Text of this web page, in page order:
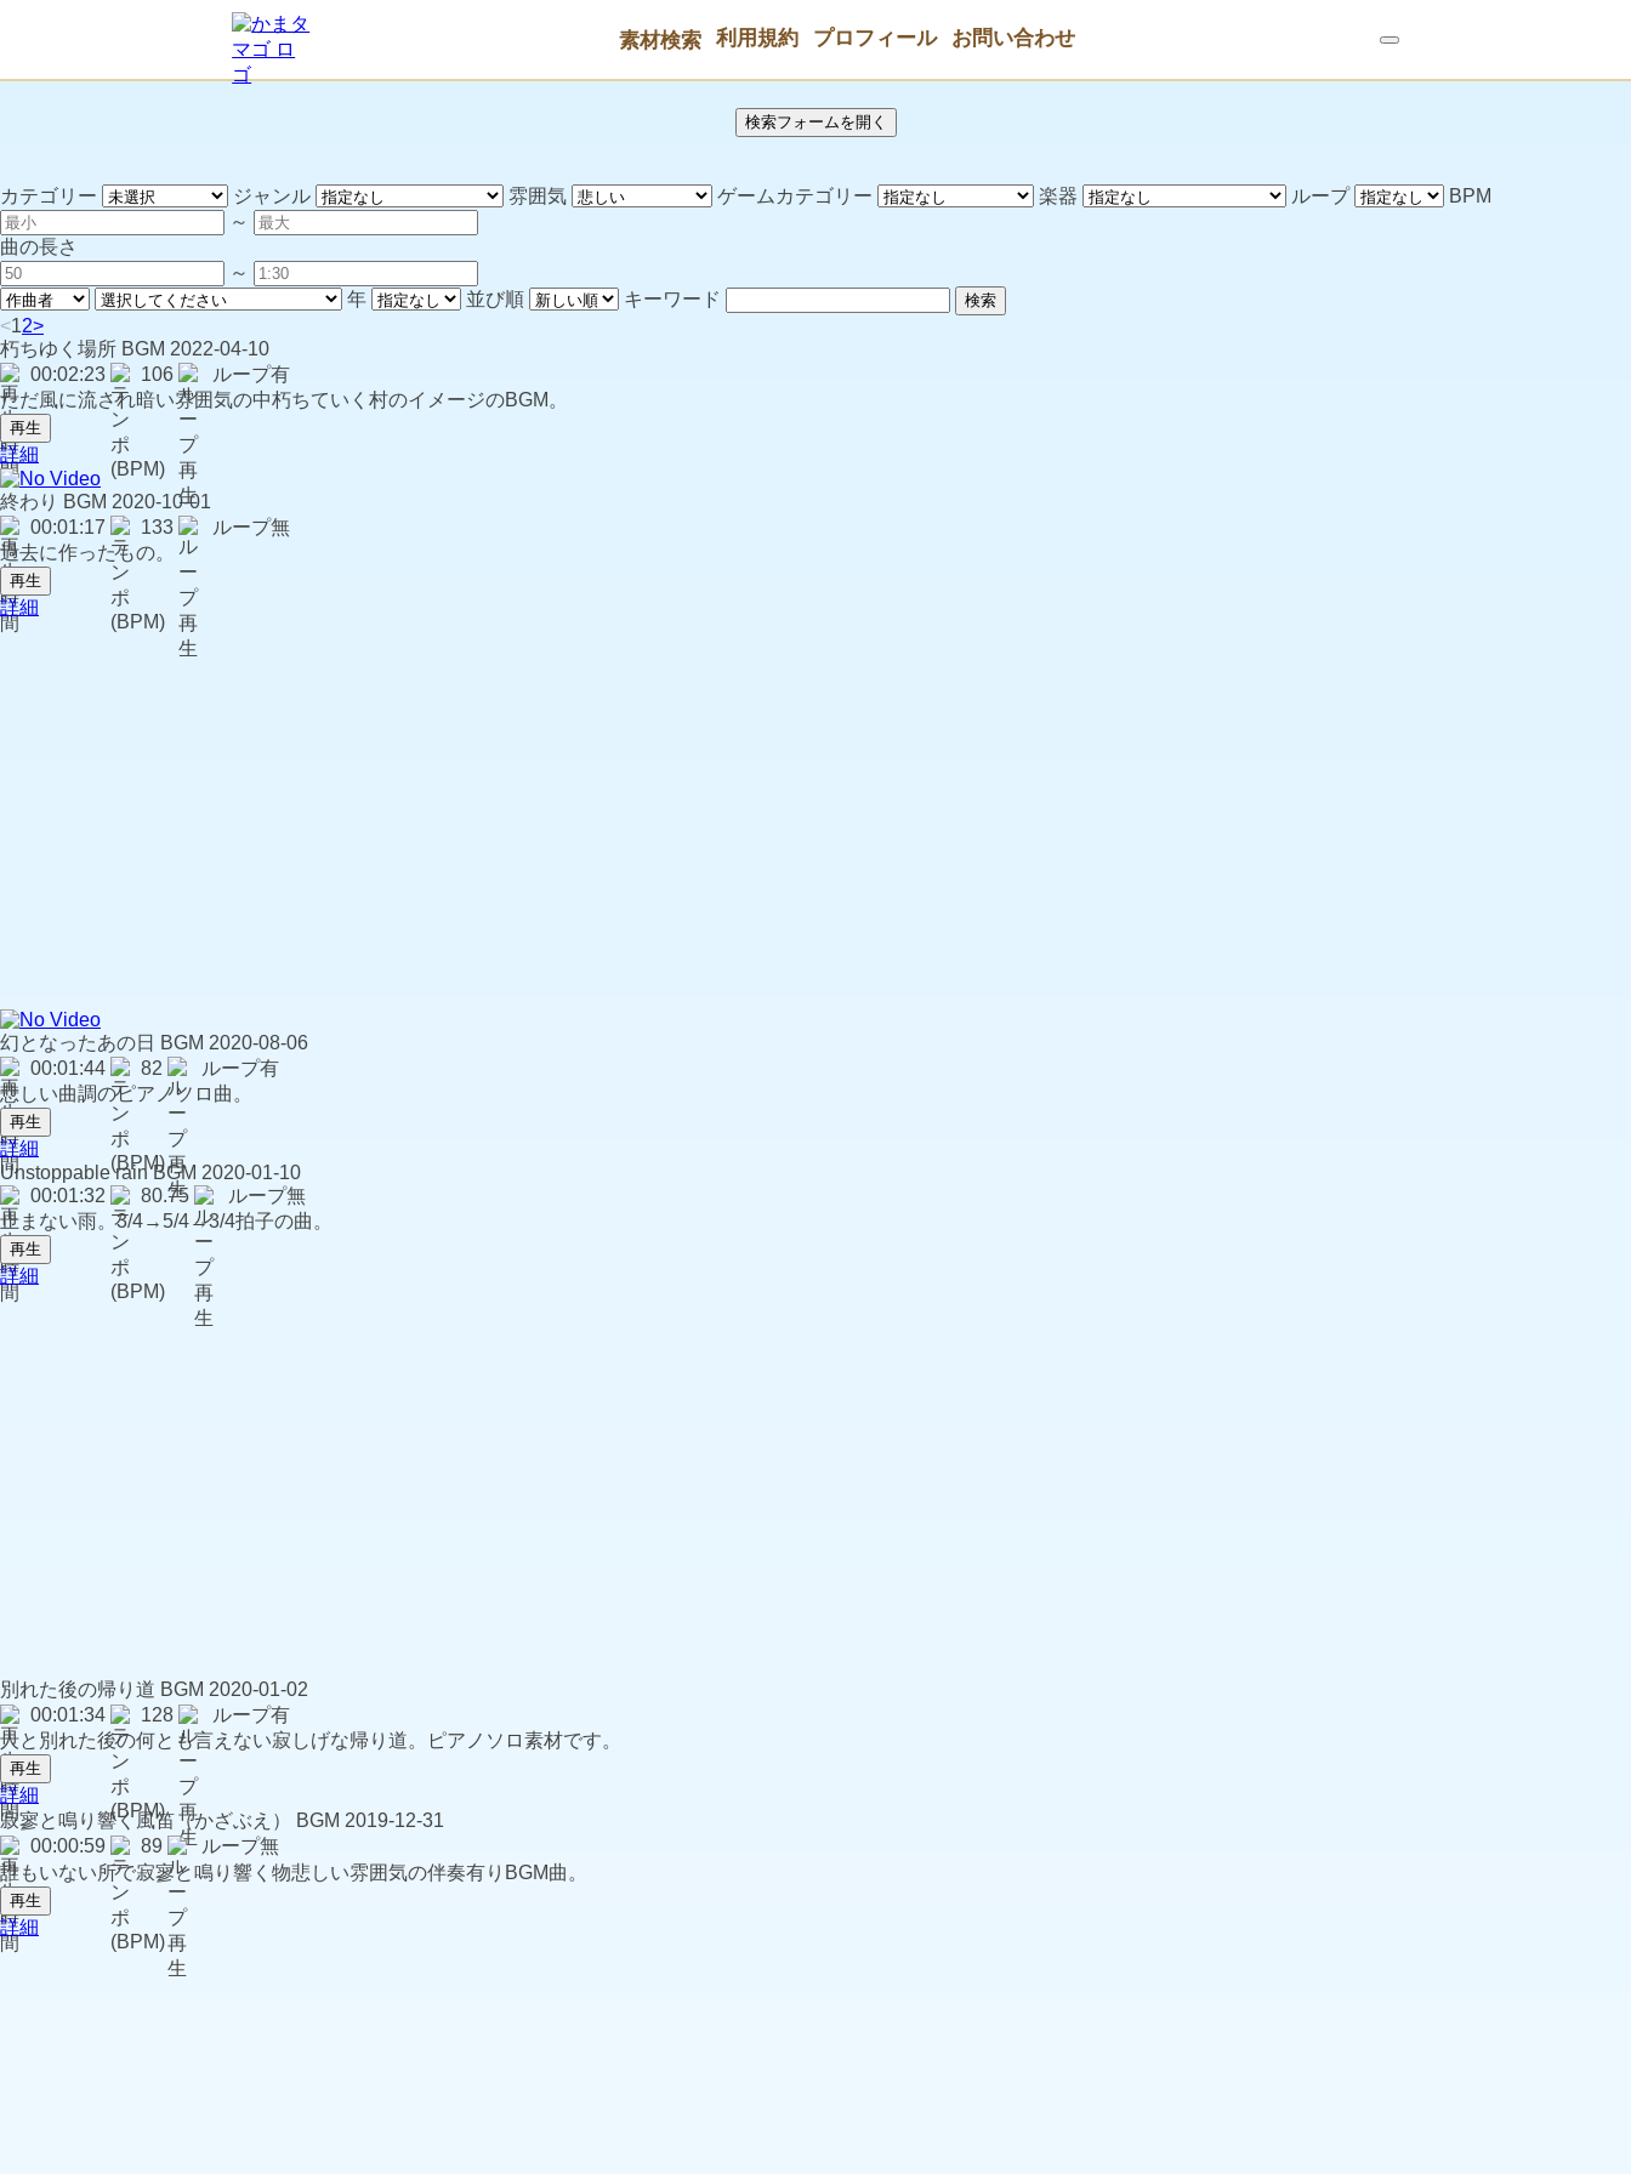
素材検索 利用規約 プロフィール お問い合わせ
検索フォームを開く
カテゴリー ジャンル 雰囲気 ゲームカテゴリー 楽器 ループ
BPM
～
曲の長さ
～
年
並び順 キーワード 検索
<12>
朽ちゆく場所 BGM 2022-04-10
00:02:23
106
ループ有
ただ風に流され暗い雰囲気の中朽ちていく村のイメージのBGM。
再生
詳細
終わり BGM 2020-10-01
00:01:17
133
ループ無
過去に作ったもの。
再生
詳細
幻となったあの日 BGM 2020-08-06
00:01:44
82
ループ有
悲しい曲調のピアノソロ曲。
再生
詳細
Unstoppable rain BGM 2020-01-10
00:01:32
80.75
ループ無
止まない雨。3/4→5/4→3/4拍子の曲。
再生
詳細
別れた後の帰り道 BGM 2020-01-02
00:01:34
128
ループ有
人と別れた後の何とも言えない寂しげな帰り道。ピアノソロ素材です。
再生
詳細
寂寥と鳴り響く風笛（かざぶえ）
BGM 2019-12-31
00:00:59
89
ループ無
誰もいない所で寂寥と鳴り響く物悲しい雰囲気の伴奏有りBGM曲。
再生
詳細